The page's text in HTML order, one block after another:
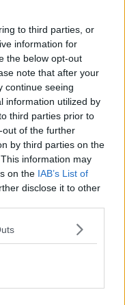
to third parties, or
information for
the below opt-out
note that after your
continue seeing
information utilized by
third parties prior to
of the further
by third parties on the
information may
on the IAB’s List of
disclose it to other